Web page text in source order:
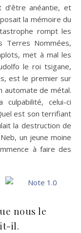
anéantie, et
la mémoire du
rompt les
Terres Nommées,
met à mal les
le roi tsigane,
est le premier sur
automate de métal.
celui-ci
est son terrifiant
la destruction de
un jeune moine
à faire des
nous le
il.